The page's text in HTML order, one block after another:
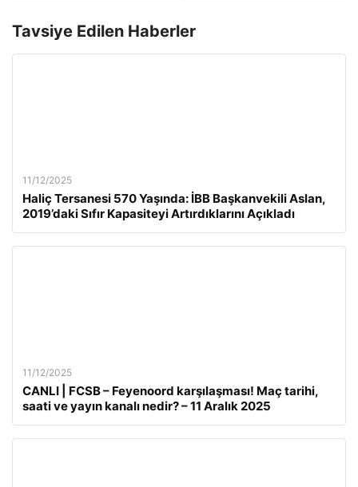
Tavsiye Edilen Haberler
11/12/2025
Haliç Tersanesi 570 Yaşında: İBB Başkanvekili Aslan,
2019’daki Sıfır Kapasiteyi Artırdıklarını Açıkladı
11/12/2025
CANLI | FCSB – Feyenoord karşılaşması! Maç tarihi,
saati ve yayın kanalı nedir? – 11 Aralık 2025